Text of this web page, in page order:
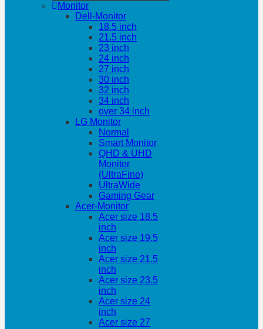
Monitor
Dell-Monitor
18.5 inch
21.5 inch
23 inch
24 inch
27 inch
30 inch
32 inch
34 inch
over 34 inch
LG Monitor
Normal
Smart Monitor
QHD & UHD
Monitor
(UltraFine)
UltraWide
Gaming Gear
Acer-Monitor
Acer size 18.5
inch
Acer size 19.5
inch
Acer size 21.5
inch
Acer size 23.5
inch
Acer size 24
inch
Acer size 27